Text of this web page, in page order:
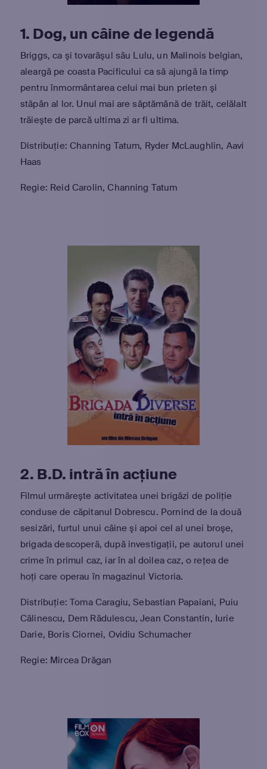
1. Dog, un câine de legendă
Briggs, ca şi tovarăşul său Lulu, un Malinois belgian,
aleargă pe coasta Pacificului ca să ajungă la timp
pentru înmormântarea celui mai bun prieten şi
stăpân al lor. Unul mai are săptămână de trăit, celălalt
trăieşte de parcă ultima zi ar fi ultima.
Distribuție: Channing Tatum, Ryder McLaughlin, Aavi
Haas
Regie: Reid Carolin, Channing Tatum
2. B.D. intră în acțiune
Filmul urmăreşte activitatea unei brigăzi de poliţie
conduse de căpitanul Dobrescu. Pornind de la două
sesizări, furtul unui câine şi apoi cel al unei broşe,
brigada descoperă, după investigaţii, pe autorul unei
crime în primul caz, iar în al doilea caz, o reţea de
hoţi care operau în magazinul Victoria.
Distribuție: Toma Caragiu, Sebastian Papaiani, Puiu
Călinescu, Dem Rădulescu, Jean Constantin, Iurie
Darie, Boris Ciornei, Ovidiu Schumacher
Regie: Mircea Drăgan